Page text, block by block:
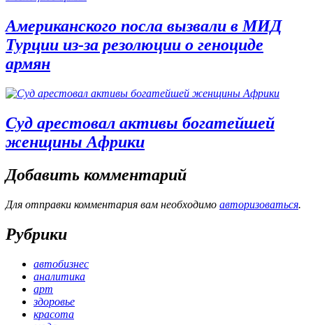
Американского посла вызвали в МИД
Турции из-за резолюции о геноциде
армян
Суд арестовал активы богатейшей
женщины Африки
Добавить комментарий
Для отправки комментария вам необходимо авторизоваться.
Рубрики
автобизнес
аналитика
арт
здоровье
красота